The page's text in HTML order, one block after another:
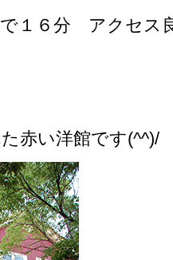
１６分 アクセス
赤い洋館です(^^)/